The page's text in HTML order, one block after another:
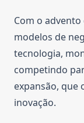
Com o
modelos de
tecnologia,
competindo
expansão, que
inovação.